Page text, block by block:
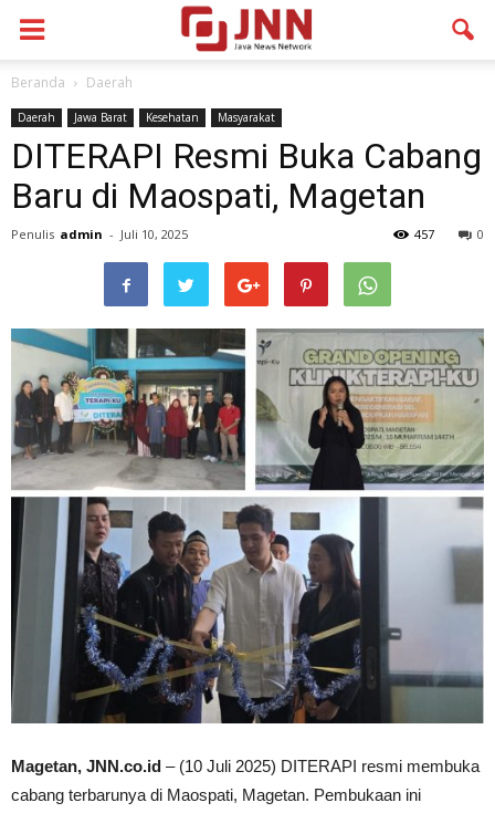
Beranda Daerah
Daerah Jawa Barat Kesehatan Masyarakat
DITERAPI Resmi Buka Cabang
Baru di Maospati, Magetan
Penulis admin - Juli 10, 2025 0
457
Magetan, JNN.co.id – (10 Juli 2025) DITERAPI resmi membuka
cabang terbarunya di Maospati, Magetan. Pembukaan ini